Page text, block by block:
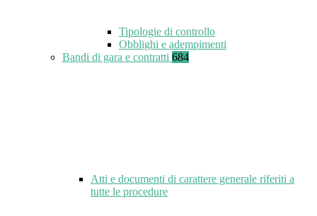
Tipologie di controllo
Obblighi e adempimenti
Bandi di gara e contratti 684
Atti e documenti di carattere generale riferiti a
tutte le procedure